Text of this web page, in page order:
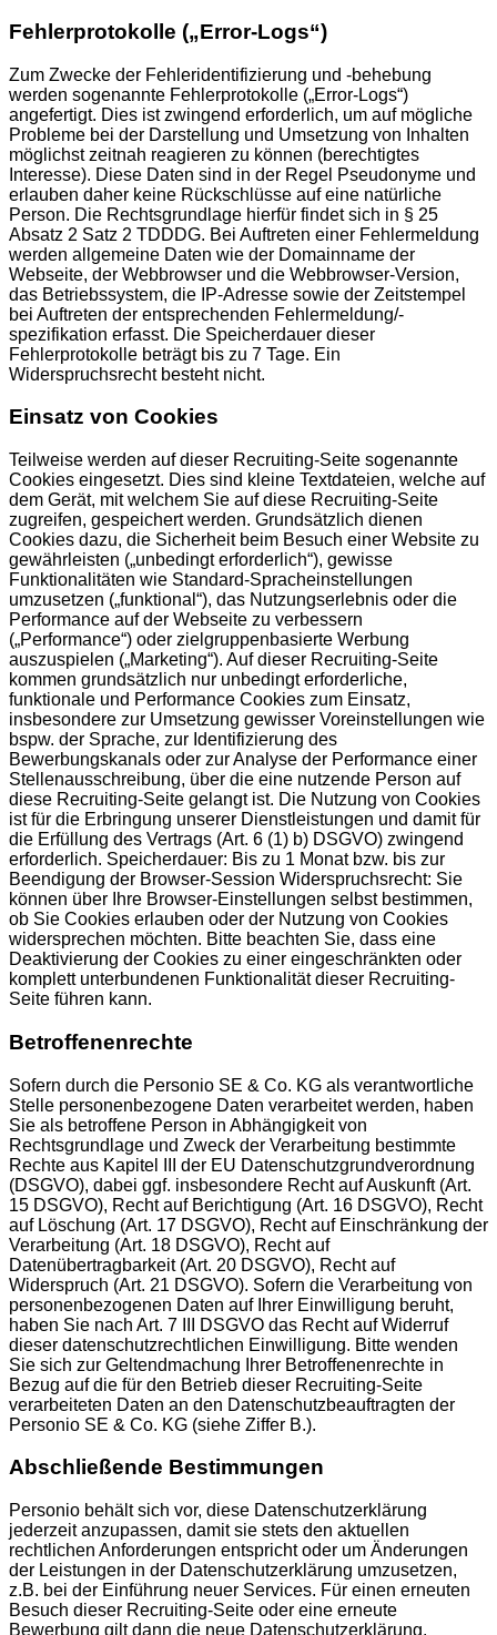
Fehlerprotokolle („Error-Logs“)
Zum Zwecke der Fehleridentifizierung und -behebung
werden sogenannte Fehlerprotokolle („Error-Logs“)
angefertigt. Dies ist zwingend erforderlich, um auf mögliche
Probleme bei der Darstellung und Umsetzung von Inhalten
möglichst zeitnah reagieren zu können (berechtigtes
Interesse). Diese Daten sind in der Regel Pseudonyme und
erlauben daher keine Rückschlüsse auf eine natürliche
Person. Die Rechtsgrundlage hierfür findet sich in § 25
Absatz 2 Satz 2 TDDDG. Bei Auftreten einer Fehlermeldung
werden allgemeine Daten wie der Domainname der
Webseite, der Webbrowser und die Webbrowser-Version,
das Betriebssystem, die IP-Adresse sowie der Zeitstempel
bei Auftreten der entsprechenden Fehlermeldung/-
spezifikation erfasst. Die Speicherdauer dieser
Fehlerprotokolle beträgt bis zu 7 Tage. Ein
Widerspruchsrecht besteht nicht.
Einsatz von Cookies
Teilweise werden auf dieser Recruiting-Seite sogenannte
Cookies eingesetzt. Dies sind kleine Textdateien, welche auf
dem Gerät, mit welchem Sie auf diese Recruiting-Seite
zugreifen, gespeichert werden. Grundsätzlich dienen
Cookies dazu, die Sicherheit beim Besuch einer Website zu
gewährleisten („unbedingt erforderlich“), gewisse
Funktionalitäten wie Standard-Spracheinstellungen
umzusetzen („funktional“), das Nutzungserlebnis oder die
Performance auf der Webseite zu verbessern
(„Performance“) oder zielgruppenbasierte Werbung
auszuspielen („Marketing“). Auf dieser Recruiting-Seite
kommen grundsätzlich nur unbedingt erforderliche,
funktionale und Performance Cookies zum Einsatz,
insbesondere zur Umsetzung gewisser Voreinstellungen wie
bspw. der Sprache, zur Identifizierung des
Bewerbungskanals oder zur Analyse der Performance einer
Stellenausschreibung, über die eine nutzende Person auf
diese Recruiting-Seite gelangt ist. Die Nutzung von Cookies
ist für die Erbringung unserer Dienstleistungen und damit für
die Erfüllung des Vertrags (Art. 6 (1) b) DSGVO) zwingend
erforderlich. Speicherdauer: Bis zu 1 Monat bzw. bis zur
Beendigung der Browser-Session Widerspruchsrecht: Sie
können über Ihre Browser-Einstellungen selbst bestimmen,
ob Sie Cookies erlauben oder der Nutzung von Cookies
widersprechen möchten. Bitte beachten Sie, dass eine
Deaktivierung der Cookies zu einer eingeschränkten oder
komplett unterbundenen Funktionalität dieser Recruiting-
Seite führen kann.
Betroffenenrechte
Sofern durch die Personio SE & Co. KG als verantwortliche
Stelle personenbezogene Daten verarbeitet werden, haben
Sie als betroffene Person in Abhängigkeit von
Rechtsgrundlage und Zweck der Verarbeitung bestimmte
Rechte aus Kapitel III der EU Datenschutzgrundverordnung
(DSGVO), dabei ggf. insbesondere Recht auf Auskunft (Art.
15 DSGVO), Recht auf Berichtigung (Art. 16 DSGVO), Recht
auf Löschung (Art. 17 DSGVO), Recht auf Einschränkung der
Verarbeitung (Art. 18 DSGVO), Recht auf
Datenübertragbarkeit (Art. 20 DSGVO), Recht auf
Widerspruch (Art. 21 DSGVO). Sofern die Verarbeitung von
personenbezogenen Daten auf Ihrer Einwilligung beruht,
haben Sie nach Art. 7 III DSGVO das Recht auf Widerruf
dieser datenschutzrechtlichen Einwilligung. Bitte wenden
Sie sich zur Geltendmachung Ihrer Betroffenenrechte in
Bezug auf die für den Betrieb dieser Recruiting-Seite
verarbeiteten Daten an den Datenschutzbeauftragten der
Personio SE & Co. KG (siehe Ziffer B.).
Abschließende Bestimmungen
Personio behält sich vor, diese Datenschutzerklärung
jederzeit anzupassen, damit sie stets den aktuellen
rechtlichen Anforderungen entspricht oder um Änderungen
der Leistungen in der Datenschutzerklärung umzusetzen,
z.B. bei der Einführung neuer Services. Für einen erneuten
Besuch dieser Recruiting-Seite oder eine erneute
Bewerbung gilt dann die neue Datenschutzerklärung.